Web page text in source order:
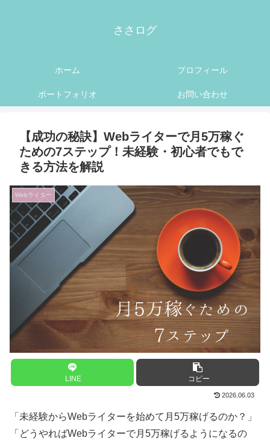
ささログ
ホーム プロフィール
ポートフォリオ お問い合わせ
【成功の秘訣】Webライターで月5万稼ぐ
ための7ステップ！未経験・初心者でもで
きる方法を解説
Webライター
LINE コピー
2026.06.03
「未経験からWebライターを始めて月5万稼げるのか？」
「どうやればWebライターで月5万稼げるようになるの